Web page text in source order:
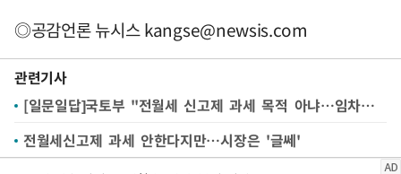
◎공감언론 뉴시스kangse@newsis.com
관련기사
[일문일답]국토부 "전월세 신고제 과세 목적 아냐…임차인 보호"
전월세신고제 과세 안한다지만…시장은 '글쎄'